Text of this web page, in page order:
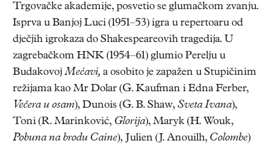
Trgovačke akademije, posvetio se glumačkom zvanju.
Isprva u Banjoj Luci (1951–53) igra u repertoaru od
dječjih igrokaza do Shakespeareovih tragedija. U
zagrebačkom HNK (1954–61) glumio Perelju u
BudakovojMećavi, a osobito je zapažen u Stupičinim
režijama kao Mr Dolar (G. Kaufman i Edna Ferber,
Večera u osam), Dunois (G. B. Shaw, Sveta Ivana),
Toni (R. Marinković, Glorija), Maryk (H. Wouk,
Pobuna na brodu Caine), Julien (J. Anouilh, Colombe)